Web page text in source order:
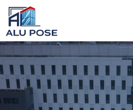
LA SOCIÉTÉ
PRESTATIONS